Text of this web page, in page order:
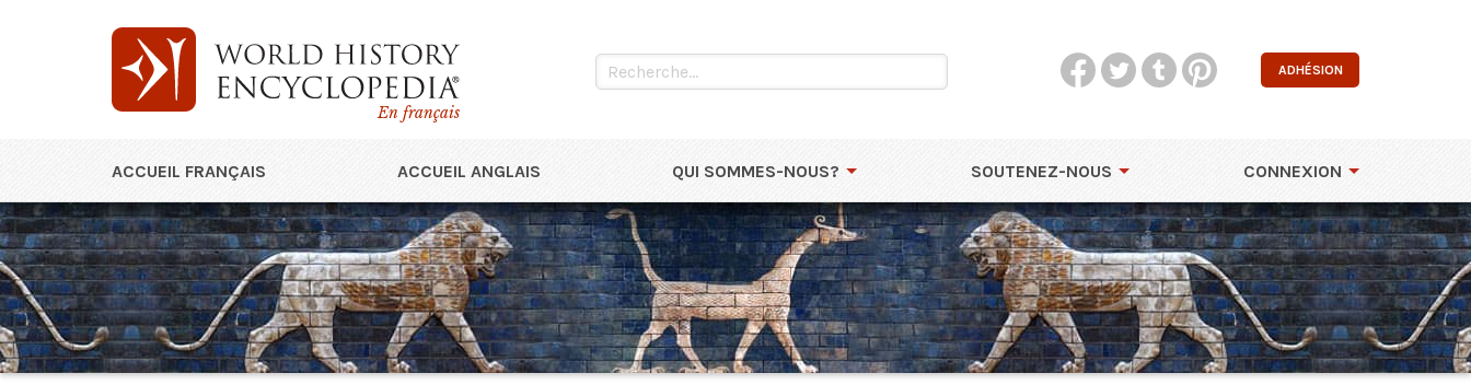
En français
ADHÉSION
ACCUEIL FRANÇAIS ACCUEIL ANGLAIS QUI SOMMES-NOUS? SOUTENEZ-NOUS CONNEXION